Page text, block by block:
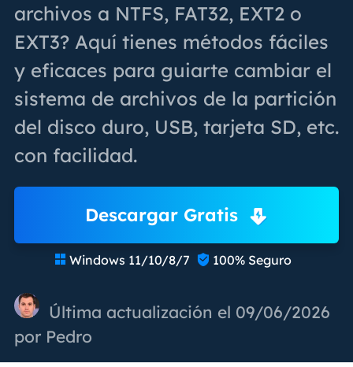
archivos a NTFS, FAT32, EXT2 o
EXT3? Aquí tienes métodos fáciles
y eficaces para guiarte cambiar el
sistema de archivos de la partición
del disco duro, USB, tarjeta SD, etc.
con facilidad.
Descargar Gratis
 Windows 11/10/8/7  100% Seguro
Última actualización el 09/06/2026
por Pedro